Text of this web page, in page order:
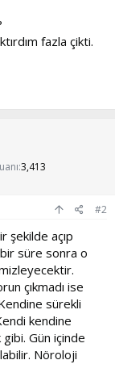
fazla çikti.
3,413
#2
şekilde açıp
bir süre sonra o
çıkmadı ise
sürekli
kendine
Gün içinde
Nöroloji